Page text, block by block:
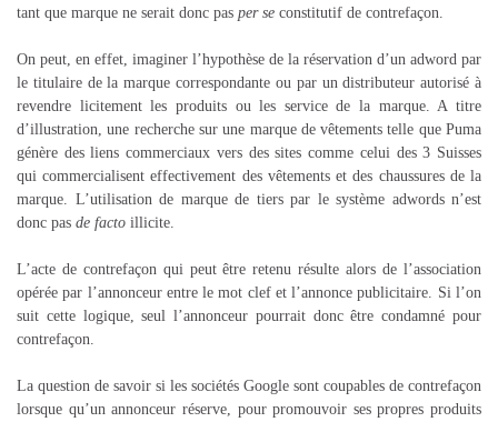
tant que marque ne serait donc pas per se constitutif de contrefaçon.
On peut, en effet, imaginer l’hypothèse de la réservation d’un adword par
le titulaire de la marque correspondante ou par un distributeur autorisé à
revendre licitement les produits ou les service de la marque. A titre
d’illustration, une recherche sur une marque de vêtements telle que Puma
génère des liens commerciaux vers des sites comme celui des 3 Suisses
qui commercialisent effectivement des vêtements et des chaussures de la
marque. L’utilisation de marque de tiers par le système adwords n’est
donc pas de facto illicite.
L’acte de contrefaçon qui peut être retenu résulte alors de l’association
opérée par l’annonceur entre le mot clef et l’annonce publicitaire. Si l’on
suit cette logique, seul l’annonceur pourrait donc être condamné pour
contrefaçon.
La question de savoir si les sociétés Google sont coupables de contrefaçon
lorsque qu’un annonceur réserve, pour promouvoir ses propres produits